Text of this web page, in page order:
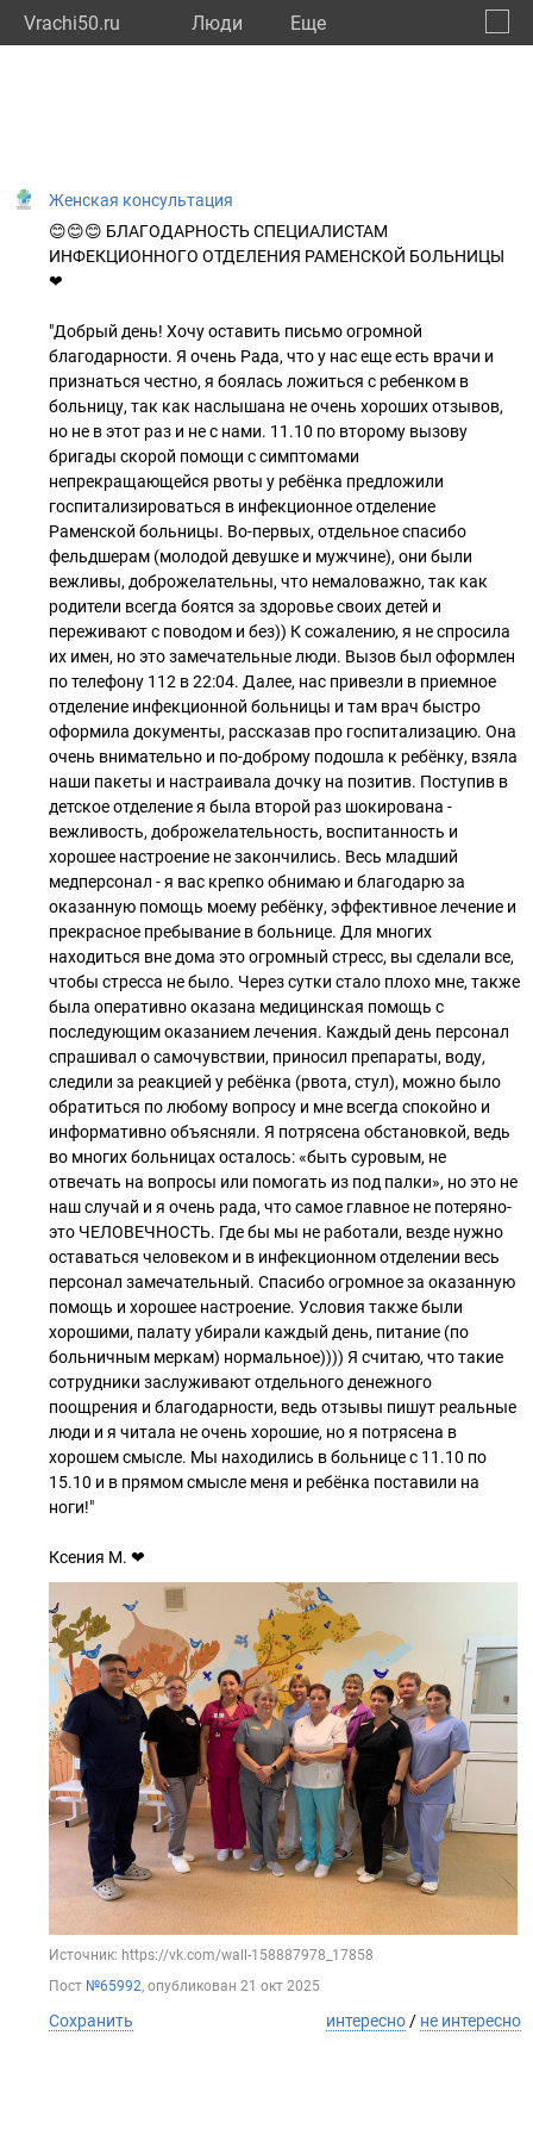
Vrachi50.ru Люди Eще
Женская консультация
😊😊😊 БЛАГОДАРНОСТЬ СПЕЦИАЛИСТАМ
ИНФЕКЦИОННОГО ОТДЕЛЕНИЯ РАМЕНСКОЙ БОЛЬНИЦЫ
❤
"Добрый день! Хочу оставить письмо огромной
благодарности. Я очень Рада, что у нас еще есть врачи и
признаться честно, я боялась ложиться с ребенком в
больницу, так как наслышана не очень хороших отзывов,
но не в этот раз и не с нами. 11.10 по второму вызову
бригады скорой помощи с симптомами
непрекращающейся рвоты у ребёнка предложили
госпитализироваться в инфекционное отделение
Раменской больницы. Во-первых, отдельное спасибо
фельдшерам (молодой девушке и мужчине), они были
вежливы, доброжелательны, что немаловажно, так как
родители всегда боятся за здоровье своих детей и
переживают с поводом и без)) К сожалению, я не спросила
их имен, но это замечательные люди. Вызов был оформлен
по телефону 112 в 22:04. Далее, нас привезли в приемное
отделение инфекционной больницы и там врач быстро
оформила документы, рассказав про госпитализацию. Она
очень внимательно и по-доброму подошла к ребёнку, взяла
наши пакеты и настраивала дочку на позитив. Поступив в
детское отделение я была второй раз шокирована -
вежливость, доброжелательность, воспитанность и
хорошее настроение не закончились. Весь младший
медперсонал - я вас крепко обнимаю и благодарю за
оказанную помощь моему ребёнку, эффективное лечение и
прекрасное пребывание в больнице. Для многих
находиться вне дома это огромный стресс, вы сделали все,
чтобы стресса не было. Через сутки стало плохо мне, также
была оперативно оказана медицинская помощь с
последующим оказанием лечения. Каждый день персонал
спрашивал о самочувствии, приносил препараты, воду,
следили за реакцией у ребёнка (рвота, стул), можно было
обратиться по любому вопросу и мне всегда спокойно и
информативно объясняли. Я потрясена обстановкой, ведь
во многих больницах осталось: «быть суровым, не
отвечать на вопросы или помогать из под палки», но это не
наш случай и я очень рада, что самое главное не потеряно-
это ЧЕЛОВЕЧНОСТЬ. Где бы мы не работали, везде нужно
оставаться человеком и в инфекционном отделении весь
персонал замечательный. Спасибо огромное за оказанную
помощь и хорошее настроение. Условия также были
хорошими, палату убирали каждый день, питание (по
больничным меркам) нормальное)))) Я считаю, что такие
сотрудники заслуживают отдельного денежного
поощрения и благодарности, ведь отзывы пишут реальные
люди и я читала не очень хорошие, но я потрясена в
хорошем смысле. Мы находились в больнице с 11.10 по
15.10 и в прямом смысле меня и ребёнка поставили на
ноги!"
Ксения М. ❤
Источник: https://vk.com/wall-158887978_17858
Пост №65992, опубликован 21 окт 2025
Сохранить интересно / не интересно